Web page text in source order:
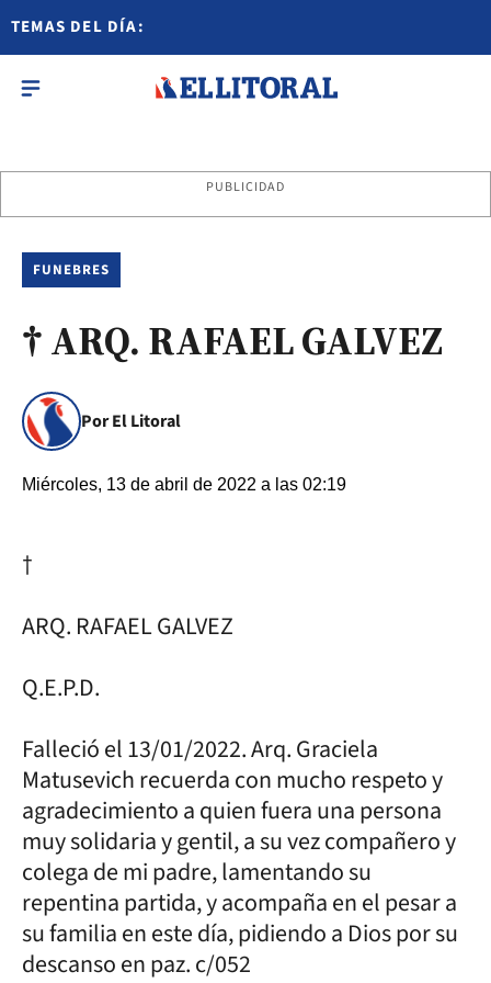
TEMAS DEL DÍA:
PUBLICIDAD
FUNEBRES
† ARQ. RAFAEL GALVEZ
Por El Litoral
Miércoles, 13 de abril de 2022 a las 02:19
†
ARQ. RAFAEL GALVEZ
Q.E.P.D.
Falleció el 13/01/2022. Arq. Graciela
Matusevich recuerda con mucho respeto y
agradecimiento a quien fuera una persona
muy solidaria y gentil, a su vez compañero y
colega de mi padre, lamentando su
repentina partida, y acompaña en el pesar a
su familia en este día, pidiendo a Dios por su
descanso en paz. c/052